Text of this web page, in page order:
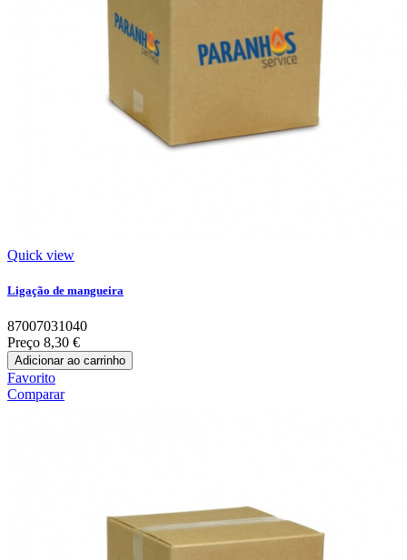
Quick view
Ligação de mangueira
87007031040
Preço 8,30 €
Adicionar ao carrinho
Favorito
Comparar